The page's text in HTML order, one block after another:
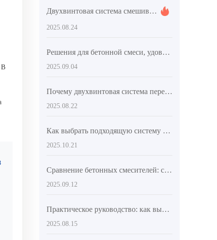
В
Двухвинтовая система смешивания: решение для равномерного перемешивания больших объемов материалов в строительстве
2025.08.24
Решения для бетонной смеси, удовлетворяющие потребностям в высокой производительности: рекомендации по оборудованию для крупных и средних проектов
2025.09.04
Почему двухвинтовая система перемешивания лучше подходит для требований по смешиванию высокопрочного бетона? – Практические советы из отрасли
2025.08.22
Как выбрать подходящую систему перемешивания для самозагружающихся бетононасосов на международном рынке? Полный разбор технических аспектов
2025.10.21
Сравнение бетонных смесителей: саморазгружающийся миксер против традиционного оборудования с анализом производительности и затрат
2025.09.12
Практическое руководство: как выбрать эффективный и гибкий бетономешалку для строительства на нескольких площадках
2025.08.15